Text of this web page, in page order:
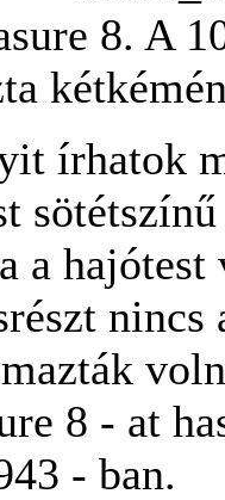
8. A
írhatok
a
8 - at
- ban.